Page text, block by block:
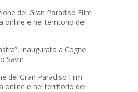
del Gran Paradiso Film
online e nel territorio del
inaugurata a Cogne
Savin
del Gran Paradiso Film
online e nel territorio del